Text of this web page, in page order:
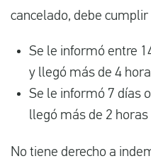
cancelado, debe
Se le informó entre
y llegó más de 4
Se le informó 7 días
llegó más de 2
No tiene derecho a